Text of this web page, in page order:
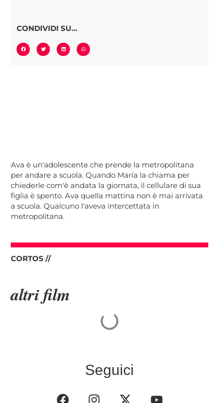
CONDIVIDI SU...
Ava è un'adolescente che prende la metropolitana
per andare a scuola. Quando María la chiama per
chiederle com'è andata la giornata, il cellulare di sua
figlia è spento. Ava quella mattina non è mai arrivata
a scuola. Qualcuno l'aveva intercettata in
metropolitana.
CORTOS //
altri film
Seguici